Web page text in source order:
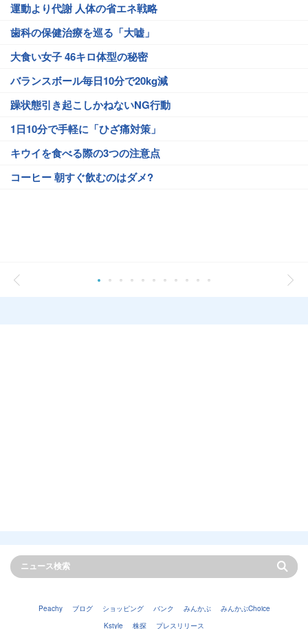
運動より代謝 人体の省エネ戦略
歯科の保健治療を巡る「大嘘」
大食い女子 46キロ体型の秘密
バランスボール毎日10分で20kg減
躁状態引き起こしかねないNG行動
1日10分で手軽に「ひざ痛対策」
キウイを食べる際の3つの注意点
コーヒー 朝すぐ飲むのはダメ?
Peachy ブログ ショッピング バンク みんかぶ
みんかぶChoice
Kstyle
株探 プレスリリース